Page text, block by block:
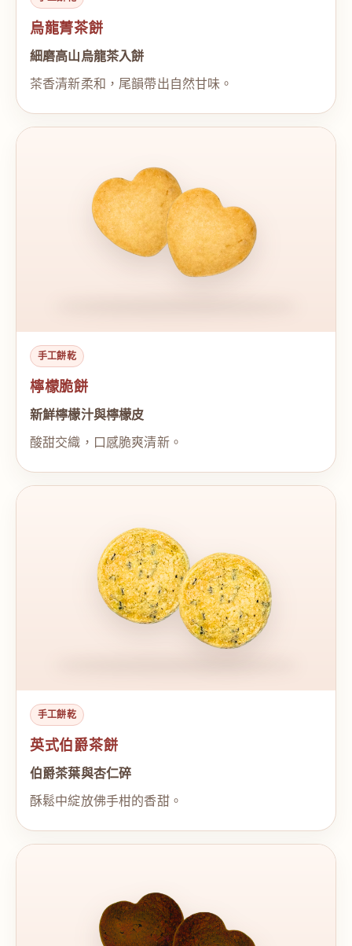
烏龍菁茶餅
細磨高山烏龍茶入餅
茶香清新柔和，尾韻帶出自然甘味。
手工餅乾
檸檬脆餅
新鮮檸檬汁與檸檬皮
酸甜交織，口感脆爽清新。
手工餅乾
英式伯爵茶餅
伯爵茶葉與杏仁碎
酥鬆中綻放佛手柑的香甜。